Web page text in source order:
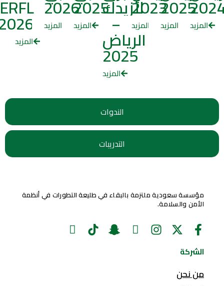
الندوات
التدريبات
ERFL
المزيد
2026
المزيد
2025
المزيد
لأزيدك
–
الرياض
2025
المزيد
2023
المزيد
2025
المزيد المزيد
مؤسسة سعودية ملتزمة بالبقاء في طليعة التطورات في أنظمة
الأمن والسلامة.
الشركة
من نحن